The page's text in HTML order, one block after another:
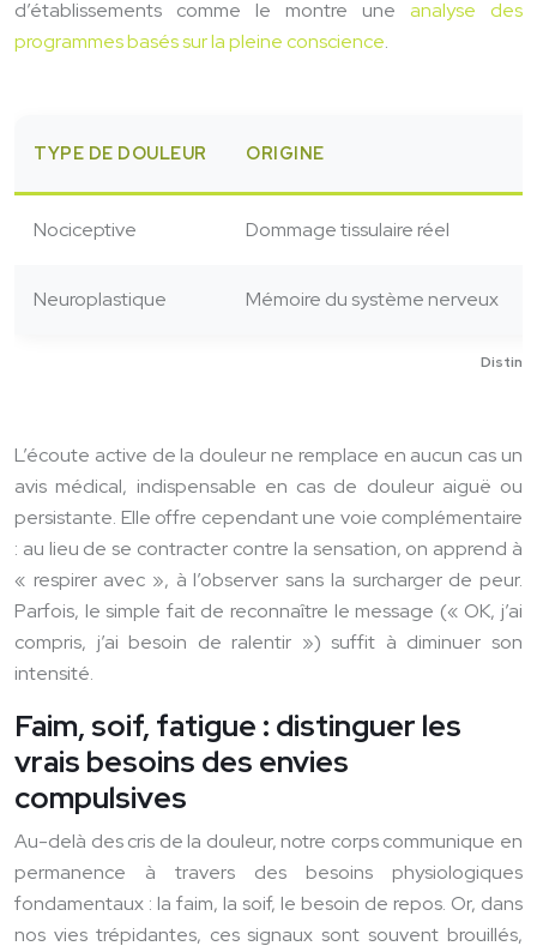
d’établissements comme le montre une analyse des
programmes basés sur la pleine conscience.
TYPE DE DOULEUR ORIGINE
Nociceptive Dommage tissulaire réel
Neuroplastique Mémoire du système nerveux
L’écoute active de la douleur ne remplace en aucun cas un
avis médical, indispensable en cas de douleur aiguë ou
persistante. Elle offre cependant une voie complémentaire
: au lieu de se contracter contre la sensation, on apprend à
« respirer avec », à l’observer sans la surcharger de peur.
Parfois, le simple fait de reconnaître le message (« OK, j’ai
compris, j’ai besoin de ralentir ») suffit à diminuer son
intensité.
Faim, soif, fatigue : distinguer les
vrais besoins des envies
compulsives
Au-delà des cris de la douleur, notre corps communique en
permanence à travers des besoins physiologiques
fondamentaux : la faim, la soif, le besoin de repos. Or, dans
nos vies trépidantes, ces signaux sont souvent brouillés,